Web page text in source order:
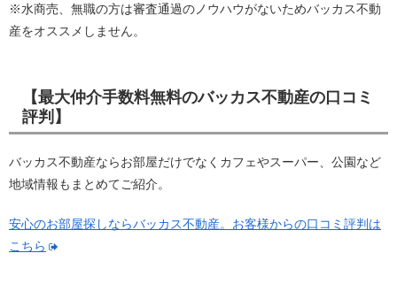
※水商売、無職の方は審査通過のノウハウがないためバッカス不動
産をオススメしません。
【最大仲介手数料無料のバッカス不動産の口コミ
評判】
バッカス不動産ならお部屋だけでなくカフェやスーパー、公園など
地域情報もまとめてご紹介。
安心のお部屋探しならバッカス不動産。お客様からの口コミ評判は
こちら